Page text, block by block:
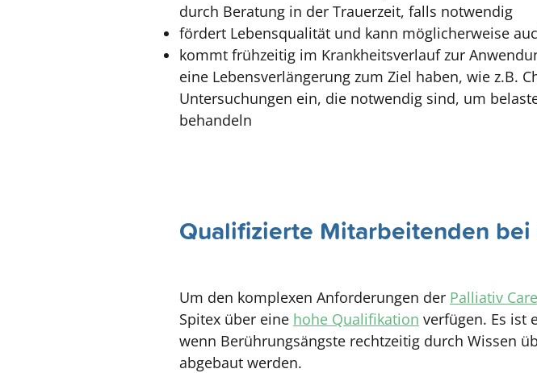
durch Beratung in der Trauerzeit, falls notwendig
fördert Lebensqualität und kann möglicherweise
kommt frühzeitig im Krankheitsverlauf zur
eine Lebensverlängerung zum Ziel haben, wie z.B.
Untersuchungen ein, die notwendig sind, um
behandeln
Qualifizierte Mitarbeitenden bei
Um den komplexen Anforderungen der Palliativ Care
Spitex über eine hohe Qualifikation verfügen. Es ist
wenn Berührungsängste rechtzeitig durch Wissen
abgebaut werden.